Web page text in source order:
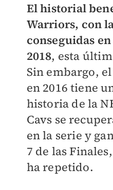
El historial
Warriors, con
conseguidas
2018, esta
Sin embargo,
en 2016 tiene
historia de la
Cavs se
en la serie y
7 de las
ha repetido.